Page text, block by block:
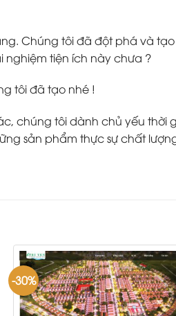
Chúng tôi đã đột phá và
nghiệm tiện ích này chưa ?
tôi đã tạo nhé !
chúng tôi dành chủ yếu thời
sản phẩm thực sự chất
-30%